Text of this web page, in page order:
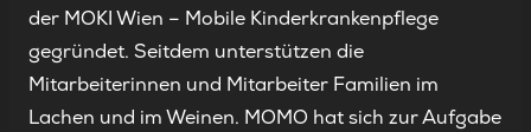
der MOKI Wien – Mobile Kinderkrankenpflege
gegründet. Seitdem unterstützen die
Mitarbeiterinnen und Mitarbeiter Familien im
Lachen und im Weinen. MOMO hat sich zur Aufgabe